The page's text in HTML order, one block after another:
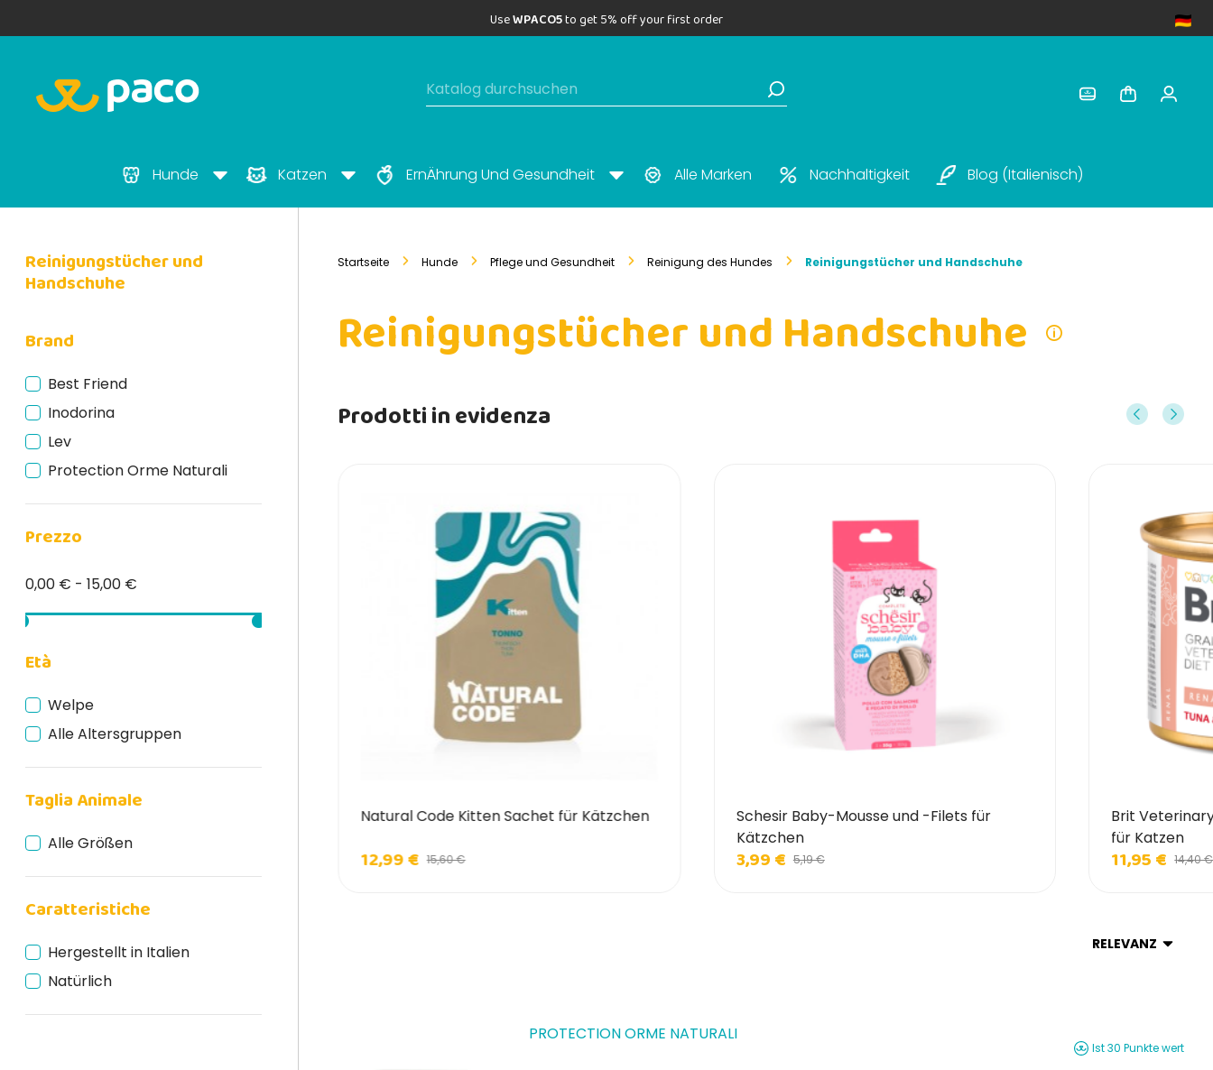
UseWPACO5to get 5% off your first order
Hunde Katzen ErnÄhrung Und Gesundheit Alle Marken Nachhaltigkeit Blog (italienisch)
Reinigungstücher und
Handschuhe
Brand
Best Friend
Inodorina
Lev
Protection Orme Naturali
Prezzo
0,00 € - 15,00 €
Età
Welpe
Alle Altersgruppen
Taglia Animale
Alle Größen
Caratteristiche
Hergestellt in Italien
Natürlich
Startseite Hunde Pflege und Gesundheit Reinigung des Hundes Reinigungstücher und Handschuhe
Reinigungstücher und Handschuhe
Prodotti in evidenza
Natürliches Talkumstreu für
€
Natural Code Kitten Sachet für Kätzchen
12,99 € 15,60 €
Schesir Baby-Mousse und -Filets für
Kätzchen
3,99 € 5,19 €
Brit
für Katzen
11,95 € 14,40 €
RELEVANZ
PROTECTION ORME NATURALI
Ist 30 Punkte wert